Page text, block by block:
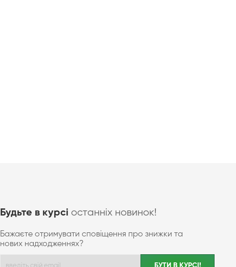
Будьте в курсі останніх новинок!
Бажаєте отримувати сповіщення про знижки та
нових надходженнях?